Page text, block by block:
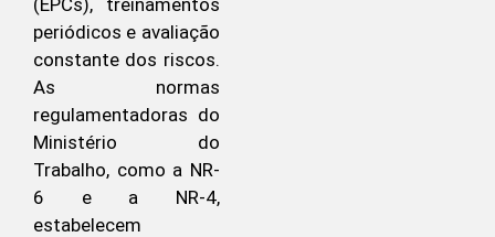
periódicos e avaliação
constante dos riscos.
As normas
regulamentadoras do
Ministério do
Trabalho, como a NR-
6 e a NR-4,
estabelecem